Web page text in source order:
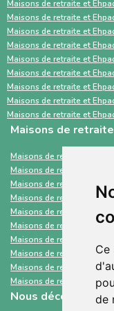
Ce
de
meilleur
est un service
principalement
centré sur les
établissements
standardisé.
Maisons de retraite et
Maisons de retraite et
Maisons de retraite et
Maisons de retraite et
Maisons de retraite et
Maisons de retraite et
Maisons de retraite et
Maisons de retraite et
Maisons de retraite et
Maisons de
Maisons de retraite et Ehpad
Maisons de retraite et Ehpad
Maisons de retraite et Ehpad
Maisons de retraite et
Maisons de retraite et
Maisons de retraite et
Maisons de retraite et Ehpad
Maisons de retraite et
Maisons de retraite et
Maisons de retraite et
Nous découvrir